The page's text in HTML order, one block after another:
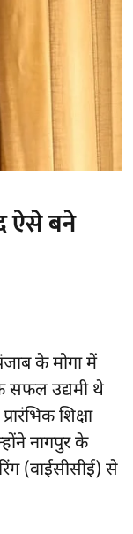
ऐसे बने
के मोगा में
सफल उद्यमी थे
शिक्षा
नागपुर के
(वाईसीसीई) से